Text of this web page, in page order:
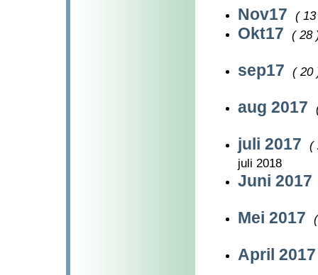
Nov17 (
Okt17 ( 28
sep17 ( 20
aug 2017
juli 2017
(
juli 2018
Juni 2017
Mei 2017
April